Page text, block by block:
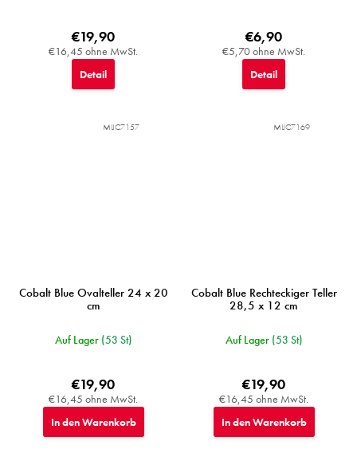
€16,45 ohne MwSt.
€19,90
Detail
€5,70 ohne MwSt.
€6,90
Detail
Cobalt Blue Ovalteller 24 x 20
cm
Auf Lager (53 St)
€16,45 ohne MwSt.
€19,90
In den Warenkorb
MIJC7157
Cobalt Blue Rechteckiger Teller
28,5 x 12 cm
Auf Lager (53 St)
€16,45 ohne MwSt.
€19,90
In den Warenkorb
MIJC7169